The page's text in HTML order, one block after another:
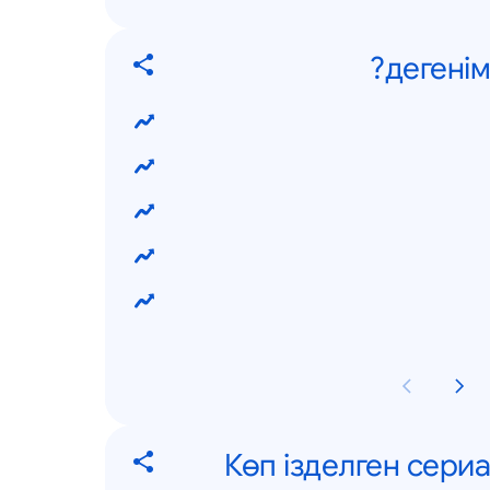
Көп ізделген